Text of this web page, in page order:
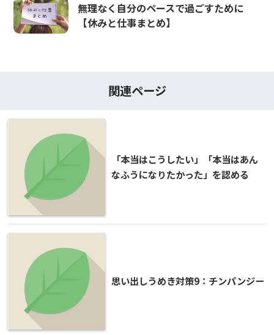
無理なく自分のペースで過ごすために
【休みと仕事まとめ】
関連ページ
「本当はこうしたい」「本当はあん
なふうになりたかった」を認める
思い出しうめき対策9：チンパンジー